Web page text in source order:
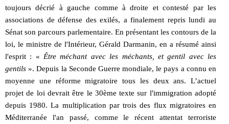
toujours décrié à gauche comme à droite et contesté par les
associations de défense des exilés, a finalement repris lundi au
Sénat son parcours parlementaire. En présentant les contours de la
loi, le ministre de l'Intérieur, Gérald Darmanin, en a résumé ainsi
l'esprit : « Être méchant avec les méchants, et gentil avec les
gentils ». Depuis la Seconde Guerre mondiale, le pays a connu en
moyenne une réforme migratoire tous les deux ans. L’actuel
projet de loi devrait être le 30ème texte sur l'immigration adopté
depuis 1980. La multiplication par trois des flux migratoires en
Méditerranée l'an passé, comme le récent attentat terroriste